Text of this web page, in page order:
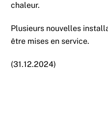
chaleur.
Plusieurs nouvelles
être mises en service.
(31.12.2024)